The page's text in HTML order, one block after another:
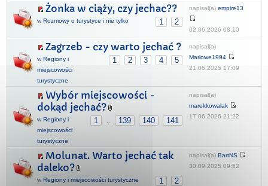
Żonka w ciąży, czy jechac??
1 2
w Rozmowy o turystyce i nie tylko
napisał(a) empire13
02.06.2026 08:10
Zagrzeb - czy warto jechać ?
1 2 3 4 5
w Regiony i
miejscowości
turystyczne
napisał(a)
Marlowe1994
21.06.2025 17:09
Wybór miejscowości -
dokąd jechać?
1 139 140 141
w Regiony i
miejscowości
turystyczne
napisał(a)
marekkowalak
17.06.2026 21:22
Molunat. Warto jechać tak
daleko?
1 2
w Regiony i miejscowości turystyczne
napisał(a) BartNS
30.09.2025 09:52